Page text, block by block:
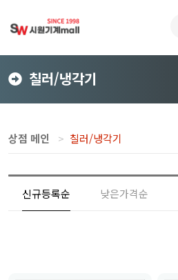
칠러/냉각기
상점 메인 칠러/냉각기
신규등록순 낮은가격순